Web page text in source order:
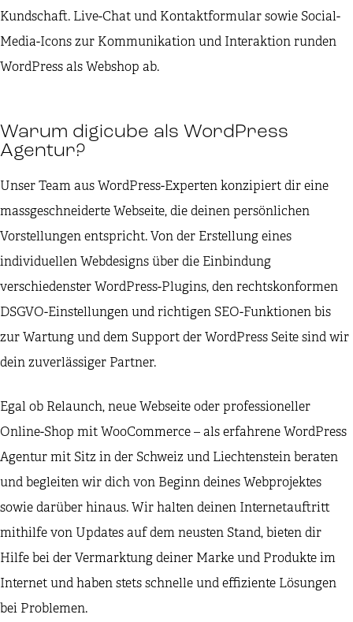
Kundschaft. Live-Chat und Kontaktformular sowie Social-
Media-Icons zur Kommunikation und Interaktion runden
WordPress als Webshop ab.
Warum digicube als WordPress
Agentur?
Unser Team aus WordPress-Experten konzipiert dir eine
massgeschneiderte Webseite, die deinen persönlichen
Vorstellungen entspricht. Von der Erstellung eines
individuellen Webdesigns über die Einbindung
verschiedenster WordPress-Plugins, den rechtskonformen
DSGVO-Einstellungen und richtigen SEO-Funktionen bis
zur Wartung und dem Support der WordPress Seite sind wir
dein zuverlässiger Partner.
Egal ob Relaunch, neue Webseite oder professioneller
Online-Shop mit WooCommerce – als erfahrene WordPress
Agentur mit Sitz in der Schweiz und Liechtenstein beraten
und begleiten wir dich von Beginn deines Webprojektes
sowie darüber hinaus. Wir halten deinen Internetauftritt
mithilfe von Updates auf dem neusten Stand, bieten dir
Hilfe bei der Vermarktung deiner Marke und Produkte im
Internet und haben stets schnelle und effiziente Lösungen
bei Problemen.